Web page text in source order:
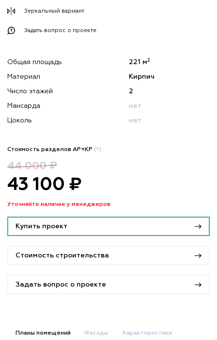
Зеркальный вариант
Задать вопрос о проекте
Общая площадь 221 м2
Материал Кирпич
Число этажей 2
Мансарда нет
Цоколь нет
Стоимость разделов АР+КР (?)
44 000 ₽
43 100 ₽
Уточняйте наличие у менеджеров
Купить проект
Стоимость строительства
Задать вопрос о проекте
Планы помещений Фасады Характеристики